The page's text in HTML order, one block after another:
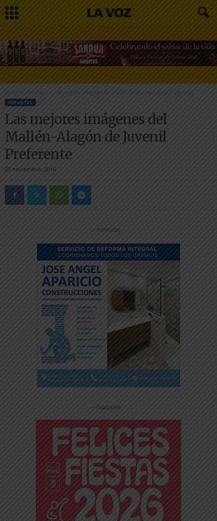
Inicio Las mejores imágenes del Mallén-Alagón de Juvenil Preferente
DEPORTES
Las mejores imágenes del
Mallén-Alagón de Juvenil
Preferente
23 noviembre, 2016
-- Publicidad --
-- Publicidad --